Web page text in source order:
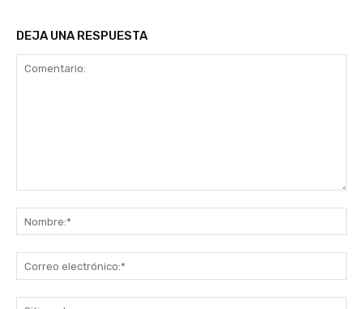
DEJA UNA RESPUESTA